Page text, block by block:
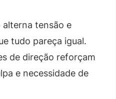
alterna tensão e
tudo pareça igual.
de direção reforçam
e necessidade de